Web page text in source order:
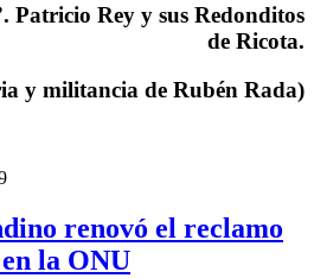
Patricio Rey y sus Redonditos
de Ricota.
y militancia de Rubén Rada)
renovó el reclamo
la ONU